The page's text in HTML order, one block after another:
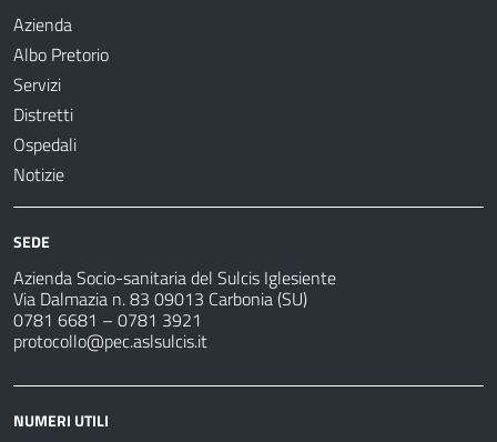
Azienda
Albo Pretorio
Servizi
Distretti
Ospedali
Notizie
SEDE
Azienda Socio-sanitaria del Sulcis Iglesiente
Via Dalmazia n. 83 09013 Carbonia (SU)
0781 6681 – 0781 3921
protocollo@pec.aslsulcis.it
NUMERI UTILI